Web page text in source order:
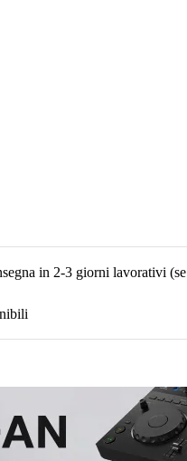
in 2-3 giorni lavorativi (se